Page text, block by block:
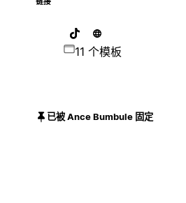
11 个模板
已被 Ance Bumbule 固定